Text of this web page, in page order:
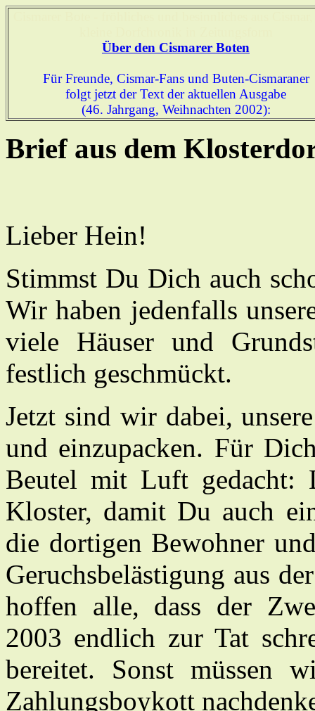
Über den Cismarer Boten
Für Freunde, Cismar-Fans und Buten-Cismaraner
folgt jetzt der Text der aktuellen Ausgabe
(46. Jahrgang, Weihnachten 2002):
Brief aus dem
Lieber Hein!
Stimmst Du Dich auch
Wir haben jedenfalls
viele Häuser und
festlich geschmückt.
Jetzt sind wir dabei,
und einzupacken. Für
Beutel mit Luft gedacht:
Kloster, damit Du auch
die dortigen Bewohner
Geruchsbelästigung aus
hoffen alle, dass der
2003 endlich zur Tat
bereitet. Sonst müssen
Zahlungsboykott